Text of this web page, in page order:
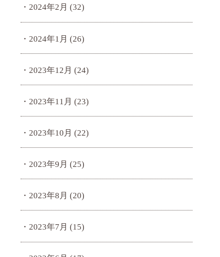
2024年2月 (32)
2024年1月 (26)
2023年12月 (24)
2023年11月 (23)
2023年10月 (22)
2023年9月 (25)
2023年8月 (20)
2023年7月 (15)